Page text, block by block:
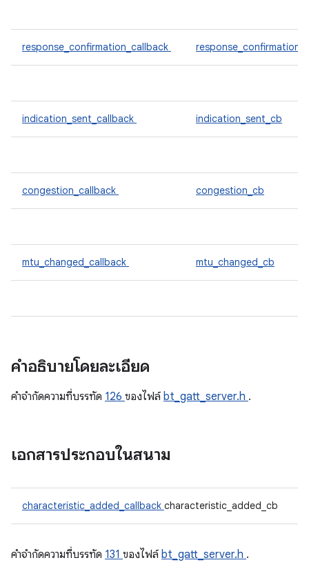
response_confirmation_callback
indication_sent_callback indication_sent_cb
congestion_callback congestion_cb
mtu_changed_callback mtu_changed_cb
คำอธิบายโดยละเอียด
คําจํากัดความที่บรรทัด 126 ของไฟล์bt_gatt_server.h .
เอกสารประกอบในสนาม
characteristic_added_callback characteristic_added_cb
คําจํากัดความที่บรรทัด 131 ของไฟล์bt_gatt_server.h .